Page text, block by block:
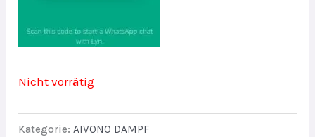
Nicht vorrätig
Kategorie:AIVONO DAMPF